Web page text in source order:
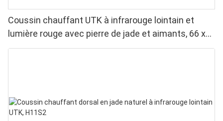
Coussin chauffant UTK à infrarouge lointain et
lumière rouge avec pierre de jade et aimants, 66 x
51 cm, H13T4